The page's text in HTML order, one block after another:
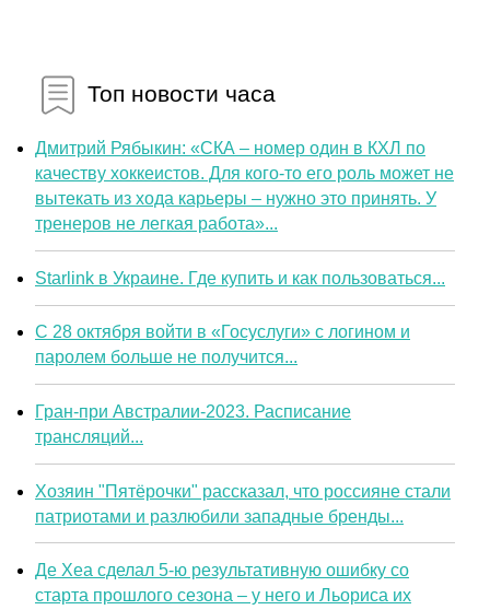
Топ новости часа
Дмитрий Рябыкин: «СКА – номер один в КХЛ по
качеству хоккеистов. Для кого-то его роль может не
вытекать из хода карьеры – нужно это принять. У
тренеров не легкая работа»...
Starlink в Украине. Где купить и как пользоваться...
С 28 октября войти в «Госуслуги» с логином и
паролем больше не получится...
Гран-при Австралии-2023. Расписание
трансляций...
Хозяин "Пятёрочки" рассказал, что россияне стали
патриотами и разлюбили западные бренды...
Де Хеа сделал 5-ю результативную ошибку со
старта прошлого сезона – у него и Льориса их